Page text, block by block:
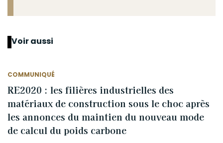
Voir aussi
COMMUNIQUÉ
RE2020 : les filières industrielles des
matériaux de construction sous le choc après
les annonces du maintien du nouveau mode
de calcul du poids carbone